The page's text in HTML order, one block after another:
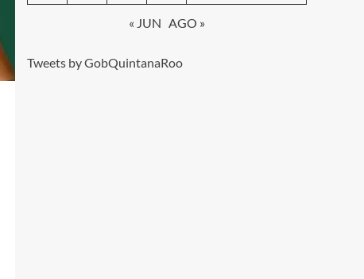
« JUN AGO »
Tweets by GobQuintanaRoo